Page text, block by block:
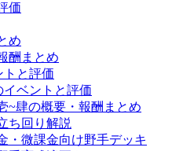
価
め
酬まとめ
トと評価
ベントと評価
~肆の概要・報酬まとめ
ち回り解説
・微課金向け野手デッキ